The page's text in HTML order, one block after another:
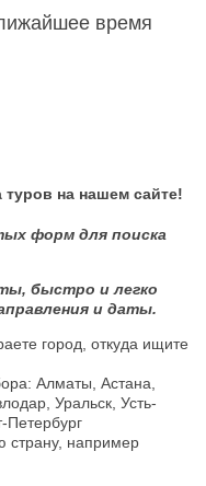
время
туров на нашем сайте!
форм для поиска
быстро и легко
и даты.
город, откуда ищите
Алматы, Астана,
Уральск, Усть-
Петербург
страну, например